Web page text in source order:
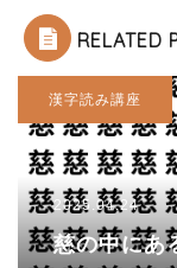
RELATED
漢字読み講座
2025.04.24
慈の中にあ